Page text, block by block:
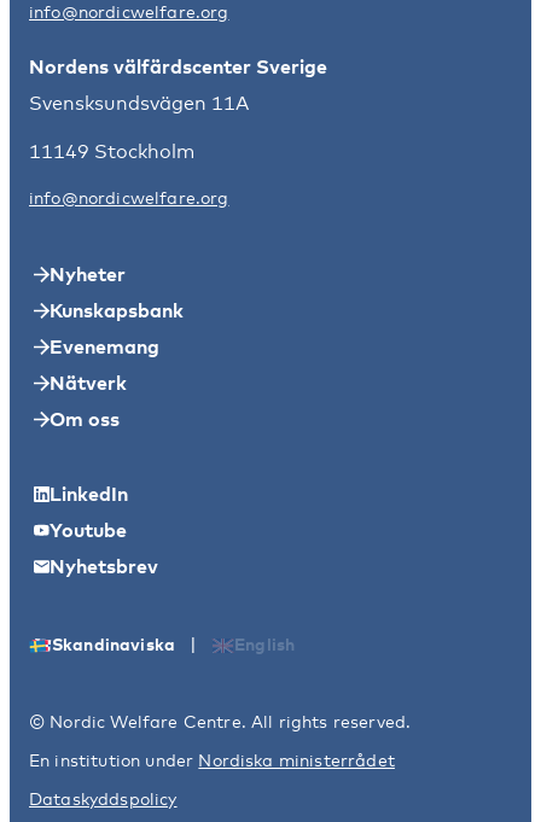
info@nordicwelfare.org
Nordens välfärdscenter Sverige
Svensksundsvägen 11A
11149 Stockholm
info@nordicwelfare.org
Nyheter
Kunskapsbank
Evenemang
Nätverk
Om oss
LinkedIn
Youtube
Nyhetsbrev
© Nordic Welfare Centre. All rights reserved.
En institution under Nordiska ministerrådet
Dataskyddspolicy
Skandinaviska | English